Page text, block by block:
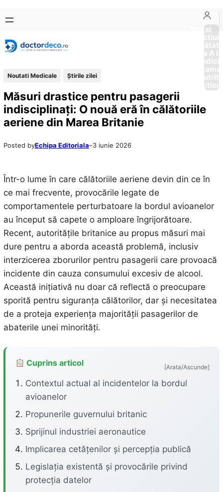
conținut
content
Boli si
Afectiuni
Sănătate
de la A
Noutati Medicale Știrile zilei
Măsuri drastice pentru pasagerii
indisciplinați: O nouă eră în călătoriile
aeriene din Marea Britanie
Posted byEchipa Editoriala–3 iunie 2026
Într-o lume în care călătoriile aeriene devin din ce în
ce mai frecvente, provocările legate de
comportamentele perturbatoare la bordul avioanelor
au început să capete o amploare îngrijorătoare.
Recent, autoritățile britanice au propus măsuri mai
dure pentru a aborda această problemă, inclusiv
interzicerea zborurilor pentru pasagerii care provoacă
incidente din cauza consumului excesiv de alcool.
Această inițiativă nu doar că reflectă o preocupare
sporită pentru siguranța călătorilor, dar și necesitatea
de a proteja experiența majorității pasagerilor de
abaterile unei minorități.
Cuprins articol [Arata/Ascunde]
Contextul actual al incidentelor la bordul
avioanelor
Propunerile guvernului britanic
Sprijinul industriei aeronautice
Implicarea cetățenilor și percepția publică
Legislația existentă și provocările privind
protecția datelor